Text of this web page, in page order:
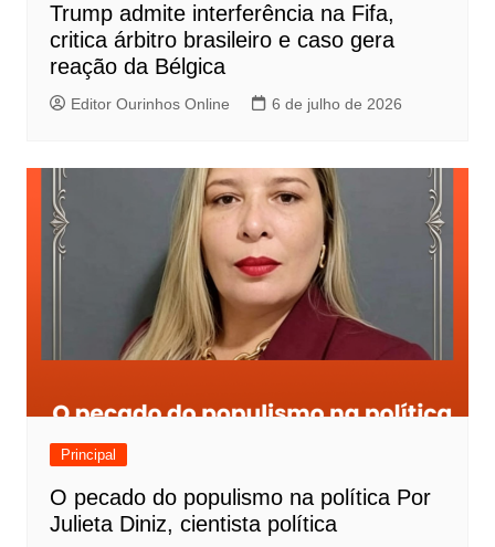
Trump admite interferência na Fifa,
critica árbitro brasileiro e caso gera
reação da Bélgica
Editor Ourinhos Online 6 de julho de 2026
Principal
O pecado do populismo na política Por
Julieta Diniz, cientista política